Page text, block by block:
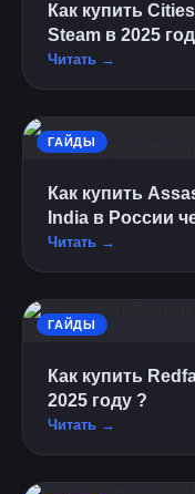
Как купить Cities:
Steam в 2025
Читать →
ГАЙДЫ
Как купить
India в
Читать →
ГАЙДЫ
Как купить Redfall в России через
2025 году ?
Читать →